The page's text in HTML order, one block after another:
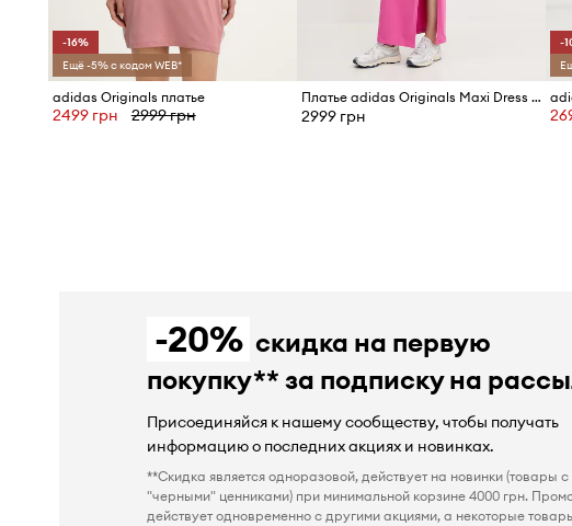
-16%
Ещё -5% с кодом WEB*
adidas Originals платье
2499 грн 2999 грн
Платье adidas Originals Maxi Dress V
2999 грн
-
-20% скидка на первую
покупку** за подписку на
Присоединяйся к нашему сообществу, чтобы получать
информацию о последних акциях и новинках.
**Скидка является одноразовой, действует на новинки (товары с
"черными" ценниками) при минимальной корзине 4000 грн.
действует одновременно с другими акциями, а некоторые